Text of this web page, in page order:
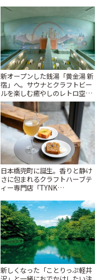
新オープンした銭湯「黄金湯 新
宿」へ。サウナとクラフトビー
ルを楽しむ癒やしのレトロ空間
| ことりっぷ
日本橋兜町に誕生。香りと静け
さに包まれるクラフトハーブテ
ィー専門店「TYNK
新しくなった「ことりっぷ軽井